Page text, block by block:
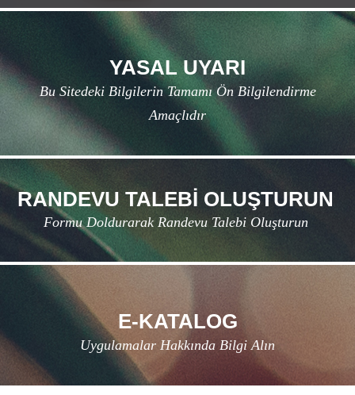
YASAL UYARI
Bu Sitedeki Bilgilerin Tamamı Ön Bilgilendirme
Amaçlıdır
RANDEVU TALEBİ OLUŞTURUN
Formu Doldurarak Randevu Talebi Oluşturun
E-KATALOG
Uygulamalar Hakkında Bilgi Alın